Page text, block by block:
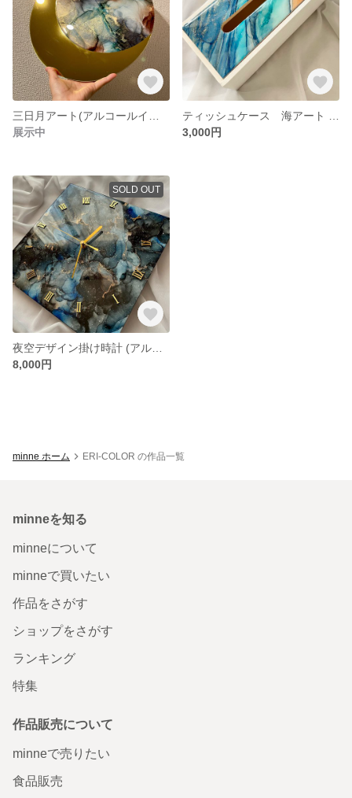
展示中
3,000円
SOLD OUT
8,000円
minne ホーム ERI-COLOR の作品一覧
minneを知る
minneについて
minneで買いたい
作品をさがす
ショップをさがす
ランキング
特集
作品販売について
minneで売りたい
食品販売